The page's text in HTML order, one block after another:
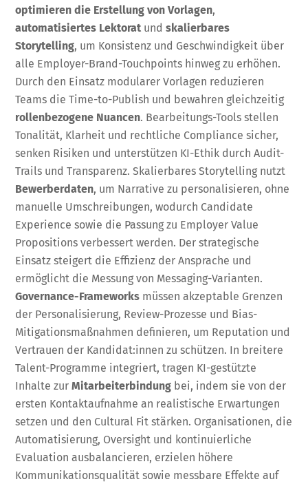
optimieren die Erstellung von Vorlagen,
automatisiertes Lektorat undskalierbares
Storytelling, um Konsistenz und Geschwindigkeit über
alle Employer-Brand-Touchpoints hinweg zu erhöhen.
Durch den Einsatz modularer Vorlagen reduzieren
Teams die Time-to-Publish und bewahren gleichzeitig
rollenbezogene Nuancen. Bearbeitungs-Tools stellen
Tonalität, Klarheit und rechtliche Compliance sicher,
senken Risiken und unterstützen KI-Ethik durch Audit-
Trails und Transparenz. Skalierbares Storytelling nutzt
Bewerberdaten, um Narrative zu personalisieren, ohne
manuelle Umschreibungen, wodurch Candidate
Experience sowie die Passung zu Employer Value
Propositions verbessert werden. Der strategische
Einsatz steigert die Effizienz der Ansprache und
ermöglicht die Messung von Messaging-Varianten.
Governance-Frameworks müssen akzeptable Grenzen
der Personalisierung, Review-Prozesse und Bias-
Mitigationsmaßnahmen definieren, um Reputation und
Vertrauen der Kandidat:innen zu schützen. In breitere
Talent-Programme integriert, tragen KI-gestützte
Inhalte zurMitarbeiterbindung bei, indem sie von der
ersten Kontaktaufnahme an realistische Erwartungen
setzen und den Cultural Fit stärken. Organisationen, die
Automatisierung, Oversight und kontinuierliche
Evaluation ausbalancieren, erzielen höhere
Kommunikationsqualität sowie messbare Effekte auf